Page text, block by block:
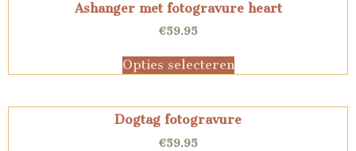
Ashanger met fotogravure heart
€59.95
Opties selecteren
Dogtag fotogravure
€59.95